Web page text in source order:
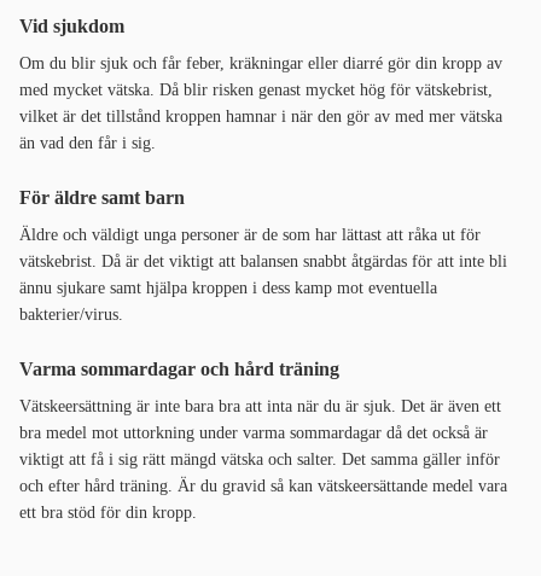
Vid sjukdom
Om du blir sjuk och får feber, kräkningar eller diarré gör din kropp av
med mycket vätska. Då blir risken genast mycket hög för vätskebrist,
vilket är det tillstånd kroppen hamnar i när den gör av med mer vätska
än vad den får i sig.
För äldre samt barn
Äldre och väldigt unga personer är de som har lättast att råka ut för
vätskebrist. Då är det viktigt att balansen snabbt åtgärdas för att inte bli
ännu sjukare samt hjälpa kroppen i dess kamp mot eventuella
bakterier/virus.
Varma sommardagar och hård träning
Vätskeersättning är inte bara bra att inta när du är sjuk. Det är även ett
bra medel mot uttorkning under varma sommardagar då det också är
viktigt att få i sig rätt mängd vätska och salter. Det samma gäller inför
och efter hård träning. Är du gravid så kan vätskeersättande medel vara
ett bra stöd för din kropp.